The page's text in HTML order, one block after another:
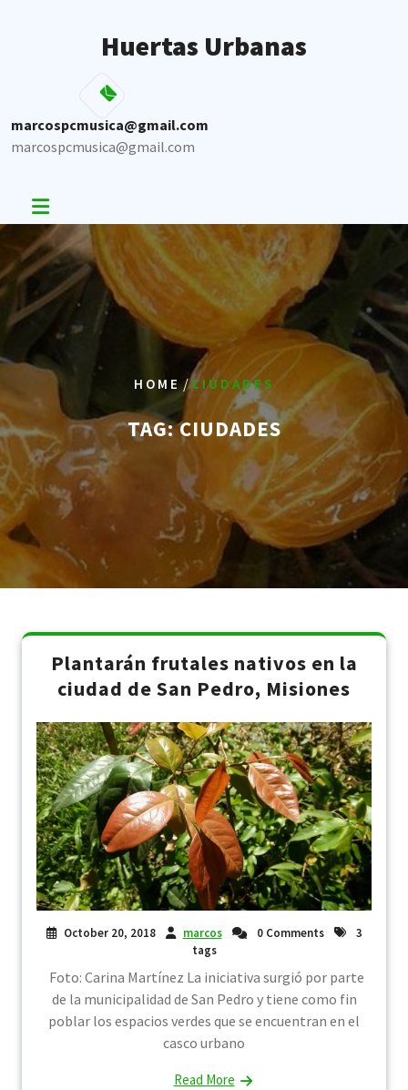
Huertas Urbanas
marcospcmusica@gmail.com
marcospcmusica@gmail.com
HOME /CIUDADES
TAG:CIUDADES
Plantarán frutales nativos en la
ciudad de San Pedro, Misiones
October 20, 2018 marcos 0 Comments
3
tags
Foto: Carina Martínez La iniciativa surgió por parte
de la municipalidad de San Pedro y tiene como fin
poblar los espacios verdes que se encuentran en el
casco urbano
Read More